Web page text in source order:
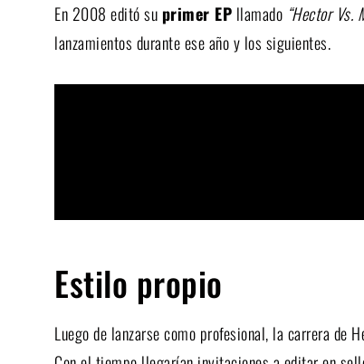
En 2008 editó su primer EP llamado “Hector Vs.
lanzamientos durante ese año y los siguientes.
Estilo propio
Luego de lanzarse como profesional, la carrera de